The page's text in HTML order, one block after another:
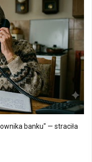
banku" — straciła